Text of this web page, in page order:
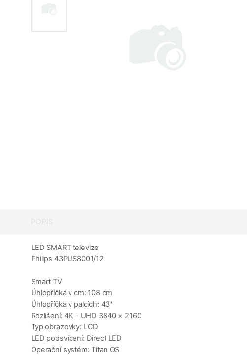
LED SMART televize
Philips 43PUS8001/12
Smart TV
Úhlopříčka v cm: 108 cm
Úhlopříčka v palcích: 43"
Rozlišení: 4K - UHD 3840 × 2160
Typ obrazovky: LCD
LED podsvícení: Direct LED
Operační systém: Titan OS